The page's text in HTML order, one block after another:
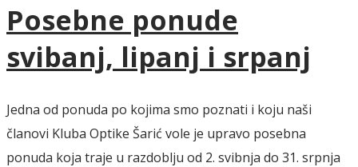
Posebne ponude
svibanj, lipanj i srpanj
Jedna od ponuda po kojima smo poznati i koju naši
članovi Kluba Optike Šarić vole je upravo posebna
ponuda koja traje u razdoblju od 2. svibnja do 31. srpnja